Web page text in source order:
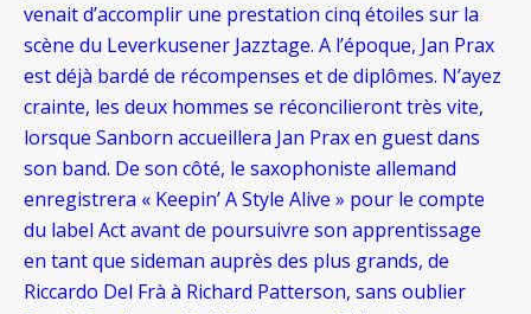
venait d’accomplir une prestation cinq étoiles sur la
scène du Leverkusener Jazztage. A l’époque, Jan Prax
est déjà bardé de récompenses et de diplômes. N’ayez
crainte, les deux hommes se réconcilieront très vite,
lorsque Sanborn accueillera Jan Prax en guest dans
son band. De son côté, le saxophoniste allemand
enregistrera « Keepin’ A Style Alive » pour le compte
du label Act avant de poursuivre son apprentissage
en tant que sideman auprès des plus grands, de
Riccardo Del Frà à Richard Patterson, sans oublier